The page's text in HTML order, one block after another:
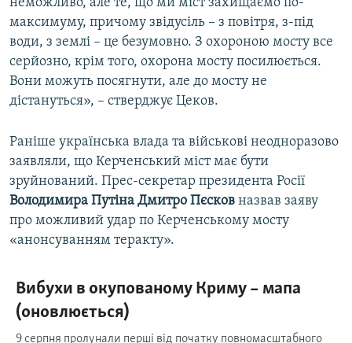
неможливо, але те, що ми міст захищаємо по-
максимуму, причому звідусіль – з повітря, з-під
води, з землі – це безумовно. З охороною мосту все
серйозно, крім того, охорона мосту посилюється.
Вони можуть посягнути, але до мосту не
дістануться», – стверджує Цеков.
Раніше українська влада та військові неодноразово
заявляли, що Керченський міст має бути
зруйнований. Прес-секретар президента Росії
Володимира Путіна Дмитро Пєсков назвав заяву
про можливий удар по Керченському мосту
«анонсуванням теракту».